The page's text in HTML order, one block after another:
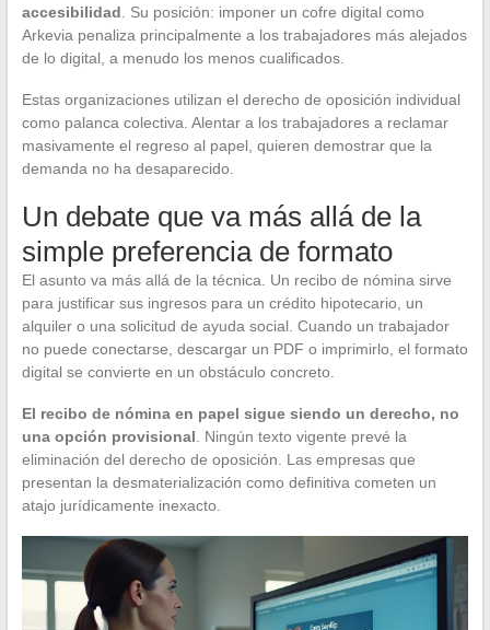
accesibilidad . Su posición: imponer un cofre digital como
Arkevia penaliza principalmente a los trabajadores más alejados
de lo digital, a menudo los menos cualificados.
Estas organizaciones utilizan el derecho de oposición individual
como palanca colectiva. Alentar a los trabajadores a reclamar
masivamente el regreso al papel, quieren demostrar que la
demanda no ha desaparecido.
Un debate que va más allá de la
simple preferencia de formato
El asunto va más allá de la técnica. Un recibo de nómina sirve
para justificar sus ingresos para un crédito hipotecario, un
alquiler o una solicitud de ayuda social. Cuando un trabajador
no puede conectarse, descargar un PDF o imprimirlo, el formato
digital se convierte en un obstáculo concreto.
El recibo de nómina en papel sigue siendo un derecho, no
una opción provisional . Ningún texto vigente prevé la
eliminación del derecho de oposición. Las empresas que
presentan la desmaterialización como definitiva cometen un
atajo jurídicamente inexacto.